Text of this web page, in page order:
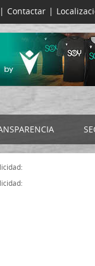
| Contactar |
2024